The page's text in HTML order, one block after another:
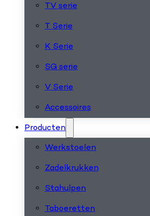
TV serie
T Serie
K Serie
SG serie
V Serie
Accessoires
Producten
Werkstoelen
Zadelkrukken
Stahulpen
Taboeretten